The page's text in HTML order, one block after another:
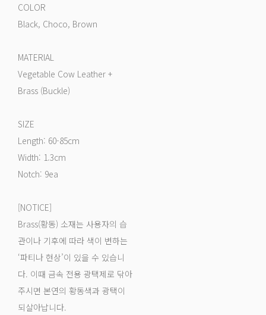
COLOR
Black, Choco, Brown
MATERIAL
Vegetable Cow Leather +
Brass (Buckle)
SIZE
Length: 60-85cm
Width: 1.3cm
Notch: 9ea
[NOTICE]
Brass(황동) 소재는 사용자의 습
관이나 기후에 따라 색이 변하는
‘파티나 현상’이 있을 수 있습니
다. 이때 금속 전용 광택제로 닦아
주시면 본연의 황동색과 광택이
되살아납니다.